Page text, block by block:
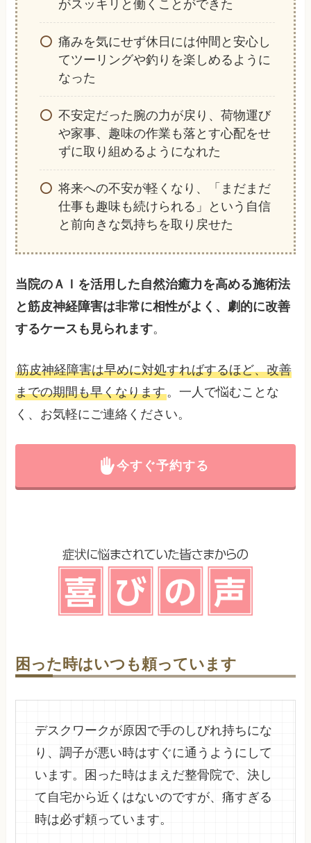
がスッキリと働くことができた
痛みを気にせず休日には仲間と安心し
てツーリングや釣りを楽しめるように
なった
不安定だった腕の力が戻り、荷物運び
や家事、趣味の作業も落とす心配をせ
ずに取り組めるようになれた
将来への不安が軽くなり、「まだまだ
仕事も趣味も続けられる」という自信
と前向きな気持ちを取り戻せた
当院のＡＩを活用した自然治癒力を高める施術法
と筋皮神経障害は非常に相性がよく、劇的に改善
するケースも見られます。
筋皮神経障害は早めに対処すればするほど、改善
までの期間も早くなります。一人で悩むことな
く、お気軽にご連絡ください。
今すぐ予約する
困った時はいつも頼っています
デスクワークが原因で手のしびれ持ちにな
り、調子が悪い時はすぐに通うようにして
います。困った時はまえだ整骨院で、決し
て自宅から近くはないのですが、痛すぎる
時は必ず頼っています。